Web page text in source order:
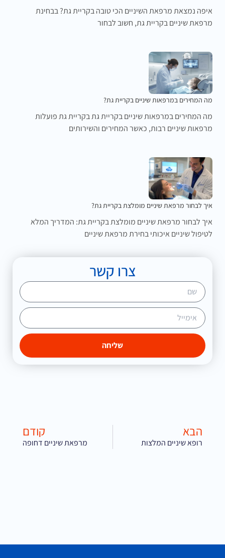
איפה נמצאת מרפאת השיניים הכי טובה בקריית גת? בבחינת
מרפאת שיניים בקריית גת, חשוב לבחור
מה המחירים במרפאות שיניים בקריית גת?
מה המחירים במרפאות שיניים בקריית גת בקריית גת פועלות
מרפאות שיניים רבות, כאשר המחירים והשירותים
איך לבחור מרפאת שיניים מומלצת בקריית גת?
איך לבחור מרפאת שיניים מומלצת בקריית גת: המדריך המלא
לטיפול שיניים איכותי בחירת מרפאת שיניים
צרו קשר
שליחה
הבא
רופא שיניים המלצות
קודם
מרפאת שיניים דחופה